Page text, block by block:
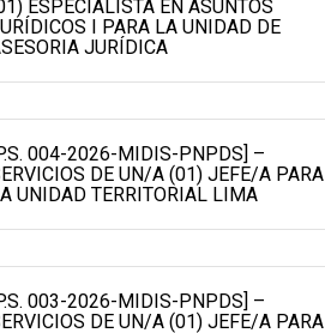
ESPECIALISTA EN ASUNTOS
I PARA LA UNIDAD DE
JURÍDICA
004-2026-MIDIS-PNPDS] –
DE UN/A (01) JEFE/A PARA
UNIDAD TERRITORIAL LIMA
003-2026-MIDIS-PNPDS] –
DE UN/A (01) JEFE/A PARA